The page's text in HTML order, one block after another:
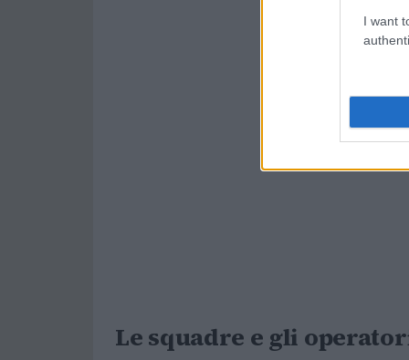
I want
Le squadre e gli